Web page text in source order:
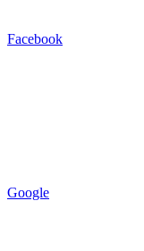
Facebook
Google